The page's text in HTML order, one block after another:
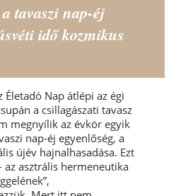
tavaszi nap-éj
idő kozmikus
Nap átlépi az égi
a csillagászati tavasz
megnyílik az évkör egyik
nap-éj egyenlőség, a
újév hajnalhasadása. Ezt
asztrális hermeneutika